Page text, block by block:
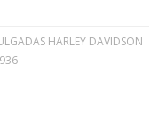
HARLEY DAVIDSON